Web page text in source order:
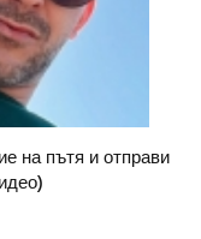
на пътя и отправи